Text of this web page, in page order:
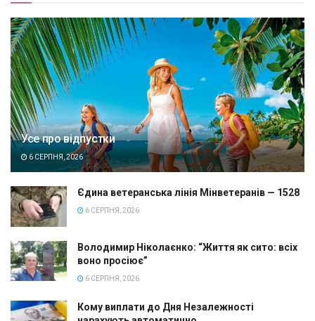
Усе про відпустки
6 СЕРПНЯ, 2026
Єдина ветеранська лінія Мінветеранів — 1528
6 СЕРПНЯ, 2026
Володимир Ніколаєнко: “Життя як сито: всіх
воно просіює”
6 СЕРПНЯ, 2026
Кому виплати до Дня Незалежності